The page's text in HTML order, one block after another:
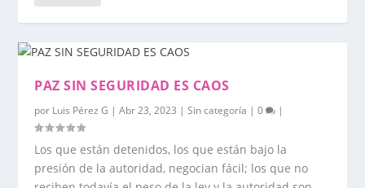
PAZ SIN SEGURIDAD ES CAOS
por Luis Pérez G |Abr 23, 2023 |Sin categoría |0 |
Los que están detenidos, los que están bajo la
presión de la autoridad, negocian fácil; los que no